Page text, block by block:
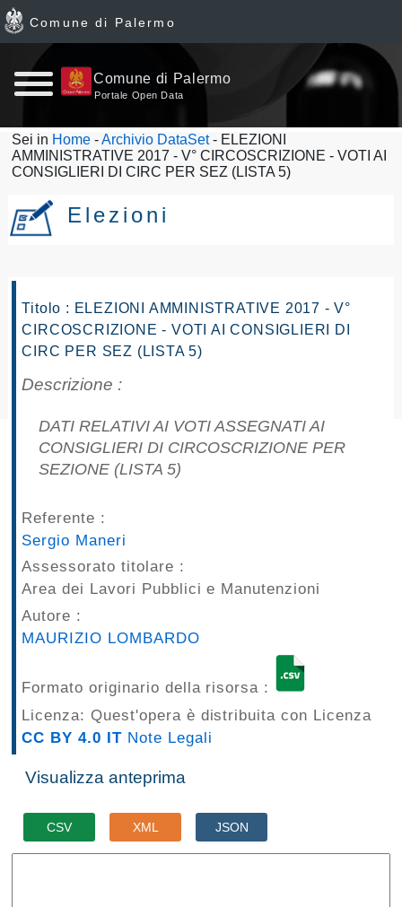
Home
News
Archivio
dataset
Report
pubblicazioni
Archivio
Linee
Guida
Open
Comune di Palermo
Comune di Palermo
Portale Open Data
Sei in Home -Archivio DataSet- ELEZIONI
AMMINISTRATIVE 2017 - V° CIRCOSCRIZIONE - VOTI AI
CONSIGLIERI DI CIRC PER SEZ (LISTA 5)
Elezioni
Titolo : ELEZIONI AMMINISTRATIVE 2017 - V°
CIRCOSCRIZIONE - VOTI AI CONSIGLIERI DI
CIRC PER SEZ (LISTA 5)
Descrizione :
DATI RELATIVI AI VOTI ASSEGNATI AI
CONSIGLIERI DI CIRCOSCRIZIONE PER
SEZIONE (LISTA 5)
Referente :
Sergio Maneri
Assessorato titolare :
Area dei Lavori Pubblici e Manutenzioni
Autore :
MAURIZIO LOMBARDO
Formato originario della risorsa :
Licenza: Quest'opera è distribuita con Licenza
CC BY 4.0 IT Note Legali
Visualizza anteprima
CSV XML JSON